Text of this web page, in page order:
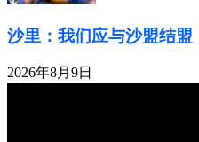
沙里：我们应与沙盟结
2026年8月9日